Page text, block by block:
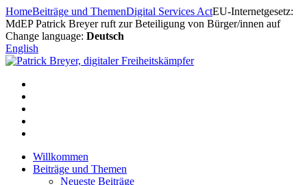
Zum
Inhalt
springen
HomeBeiträge und ThemenDigital Services ActEU-Internetgesetz:
MdEP Patrick Breyer ruft zur Beteiligung von Bürger/innen auf
Change language: Deutsch
English
Willkommen
Beiträge und Themen
Neueste Beiträge